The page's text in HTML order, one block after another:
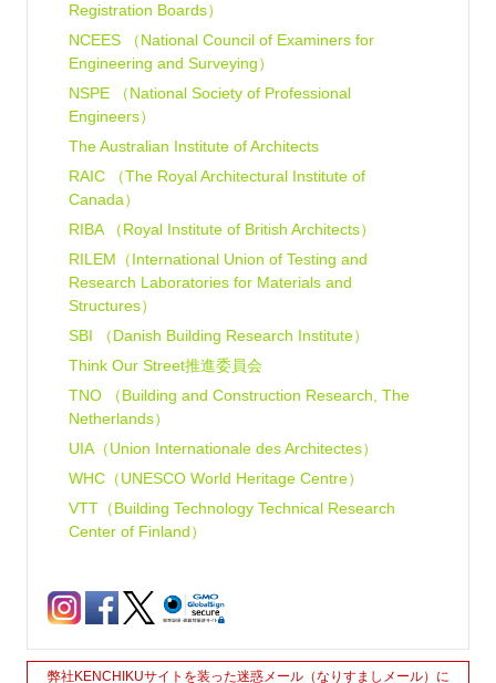
Registration Boards）
NCEES （National Council of Examiners for
Engineering and Surveying）
NSPE （National Society of Professional
Engineers）
The Australian Institute of Architects
RAIC （The Royal Architectural Institute of
Canada）
RIBA （Royal Institute of British Architects）
RILEM（International Union of Testing and
Research Laboratories for Materials and
Structures）
SBI （Danish Building Research Institute）
Think Our Street推進委員会
TNO （Building and Construction Research, The
Netherlands）
UIA（Union Internationale des Architectes）
WHC（UNESCO World Heritage Centre）
VTT（Building Technology Technical Research
Center of Finland）
弊社KENCHIKUサイトを装った迷惑メール（なりすましメール）に